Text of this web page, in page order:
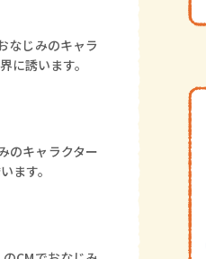
なじみのキャラ
誘います。
のキャラクター
ます。